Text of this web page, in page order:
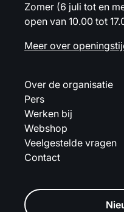
Zomer (6 juli tot en
open van 10.00 tot
Meer over
Over de organisatie
Pers
Werken bij
Webshop
Veelgestelde vragen
Contact